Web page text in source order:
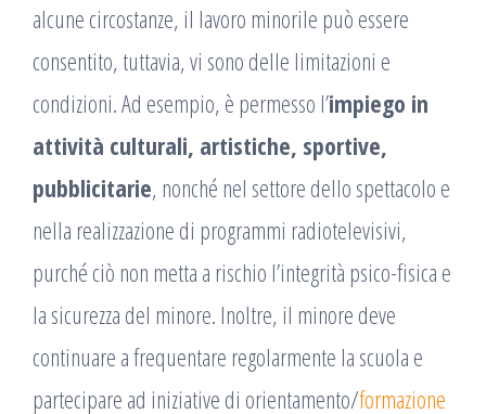
alcune circostanze, il lavoro minorile può essere
consentito, tuttavia, vi sono delle limitazioni e
condizioni. Ad esempio, è permesso l’impiego in
attività culturali, artistiche, sportive,
pubblicitarie, nonché nel settore dello spettacolo e
nella realizzazione di programmi radiotelevisivi,
purché ciò non metta a rischio l’integrità psico-fisica e
la sicurezza del minore. Inoltre, il minore deve
continuare a frequentare regolarmente la scuola e
partecipare ad iniziative di orientamento/formazione